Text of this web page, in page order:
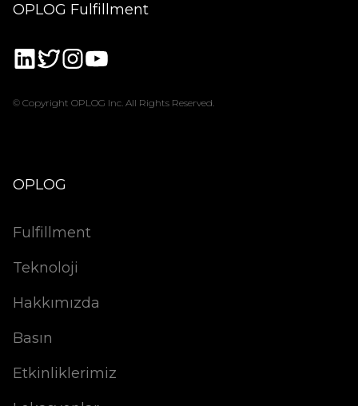
OPLOG Fulfillment
© Copyright OPLOG Inc. All Rights Reserved.
OPLOG
Fulfillment
Teknoloji
Hakkımızda
Basın
Etkinliklerimiz